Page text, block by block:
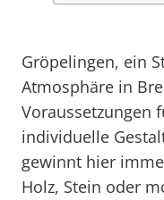
Gröpelingen, ein
Atmosphäre in
Voraussetzungen
individuelle
gewinnt hier
Holz, Stein oder